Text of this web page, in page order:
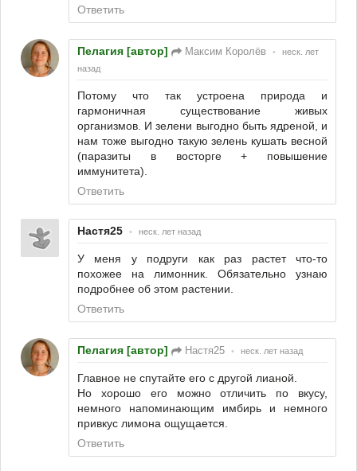
Ответить
Пелагия [автор] Максим Королёв •
неск. лет
назад
Потому что так устроена природа и
гармоничная существование живых
организмов. И зелени выгодно быть ядреной, и
нам тоже выгодно такую зелень кушать весной
(паразиты в восторге + повышение
иммунитета).
Ответить
Настя25 • неск. лет назад
У меня у подруги как раз растет что-то
похожее на лимонник. Обязательно узнаю
подробнее об этом растении.
Ответить
Пелагия [автор] Настя25 • неск. лет назад
Главное не спутайте его с другой лианой.
Но хорошо его можно отличить по вкусу,
немного напоминающим имбирь и немного
привкус лимона ощущается.
Ответить